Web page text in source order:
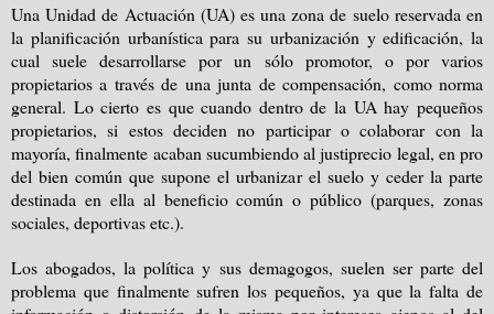
Una Unidad de Actuación (UA) es una zona de suelo reservada en
la planificación urbanística para su urbanización y edificación, la
cual suele desarrollarse por un sólo promotor, o por varios
propietarios a través de una junta de compensación, como norma
general. Lo cierto es que cuando dentro de la UA hay pequeños
propietarios, si estos deciden no participar o colaborar con la
mayoría, finalmente acaban sucumbiendo al justiprecio legal, en pro
del bien común que supone el urbanizar el suelo y ceder la parte
destinada en ella al beneficio común o público (parques, zonas
sociales, deportivas etc.).
Los abogados, la política y sus demagogos, suelen ser parte del
problema que finalmente sufren los pequeños, ya que la falta de